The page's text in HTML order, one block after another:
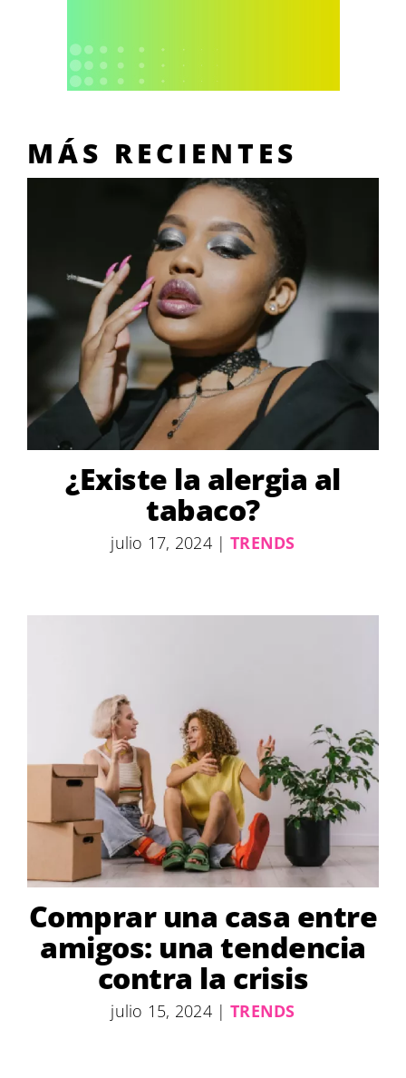
MÁS RECIENTES
¿Existe la alergia al
tabaco?
julio 17, 2024 | TRENDS
Comprar una casa entre
amigos: una tendencia
contra la crisis
julio 15, 2024 | TRENDS